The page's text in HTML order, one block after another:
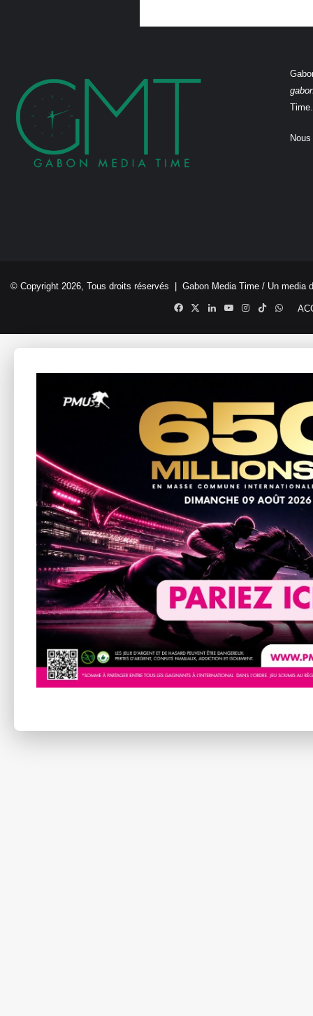
Time.
© Copyright 2026, Tous droits réservés | Gabon Media Time / Un media
Facebook
X LinkedinYouTubeInstagram
TikTok